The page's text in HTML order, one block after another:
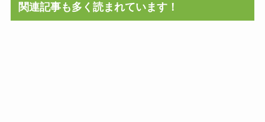
関連記事も多く読まれています！